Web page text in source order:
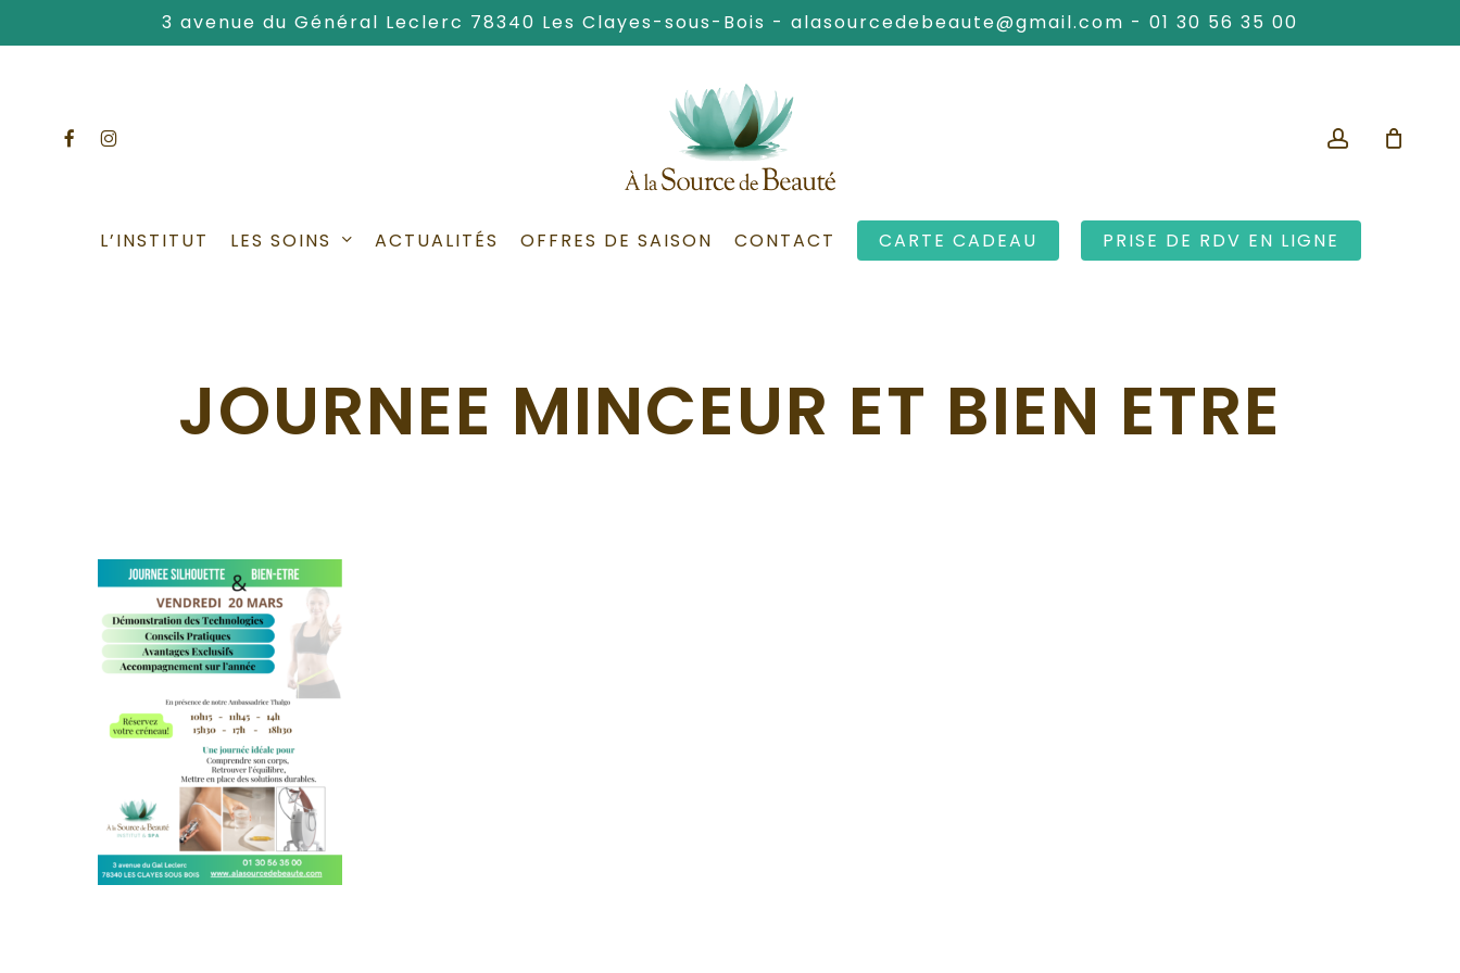
to
3 avenue du Général Leclerc 78340 Les Clayes-sous-Bois - alasourcedebeaute@gmail.com - 01 30 56 35 00
facebookinstagram
account
L’INSTITUT LES SOINS ACTUALITÉS OFFRES DE SAISON CONTACT CARTE CADEAU PRISE DE RDV EN LIGNE
JOURNEE MINCEUR ET BIEN ETRE